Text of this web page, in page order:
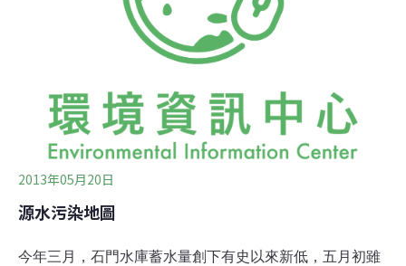
2013年05月20日
源水污染地圖
今年三月，石門水庫蓄水量創下有史以來新低，五月初雖